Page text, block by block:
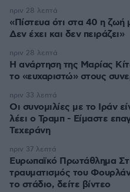
«Πίστευα ότι στα 40 η ζωή
Δεν έχει και δεν πειράζει»
πριν 28 λεπτά
Η ανάρτηση της Μαρίας
το «ευχαριστώ» στους
πριν 28 λεπτά
Οι συνομιλίες με το Ιράν
λέει ο Τραμπ - Είμαστε
Τεχεράνη
πριν 33 λεπτά
Ευρωπαϊκό Πρωτάθλημα
τραυματισμός του
το στάδιο, δείτε βίντεο
πριν 37 λεπτά